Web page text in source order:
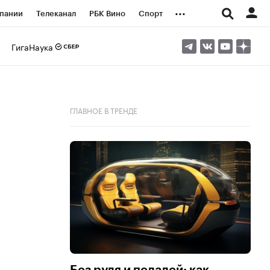
Телеканал РБК Вино Спорт ...
ГигаНаука
ГЛАВНОЕ В ТРЕНДЕ